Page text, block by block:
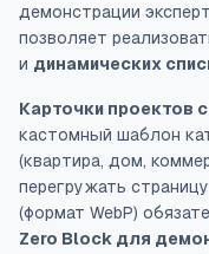
демонстрации
позволяет
и динамических
Карточки проектов
кастомный шаблон
(квартира, дом,
перегружать
(формат WebP)
Zero Block для